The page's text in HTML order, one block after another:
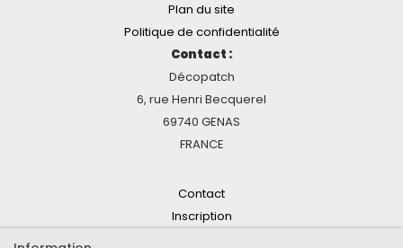
Plan du site
Politique de confidentialité
Contact :
Décopatch
6, rue Henri Becquerel
69740 GENAS
FRANCE
Contact
Inscription